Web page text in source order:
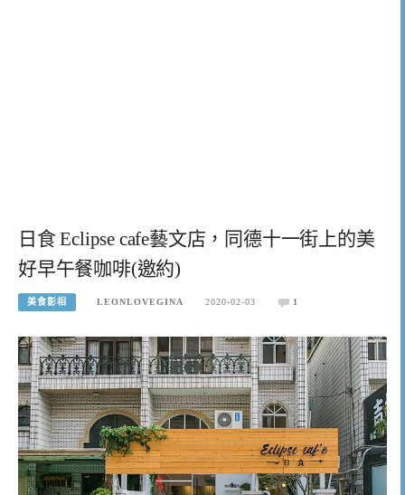
日食 Eclipse cafe藝文店，同德十一街上的美
好早午餐咖啡(邀約)
美食影相 LEONLOVEGINA 2020-02-03 1